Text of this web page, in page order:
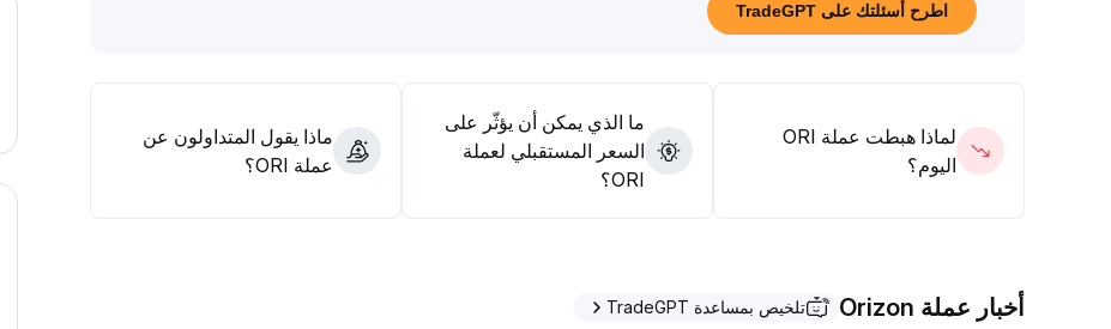
اطرح أسئلتك على TradeGPT
لماذا هبطت عملة ORI
اليوم؟
ما الذي يمكن أن يؤثّر على
السعر المستقبلي لعملة
ORI؟
ماذا يقول المتداولون عن
عملة ORI؟
أخبار عملة Orizon تلخيص بمساعدة TradeGPT